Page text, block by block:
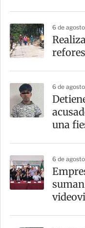
6 de
6 de
una
6 de